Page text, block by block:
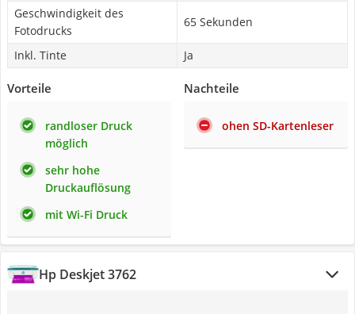
Geschwindigkeit des
Fotodrucks
65 Sekunden
Inkl. Tinte Ja
Vorteile
randloser Druck
möglich
sehr hohe
Druckauflösung
mit Wi-Fi Druck
Nachteile
ohen SD-Kartenleser
Hp Deskjet 3762